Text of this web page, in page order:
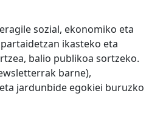
sozial, ekonomiko eta
ikasteko eta
balio publikoa sortzeko.
barne),
jardunbide egokiei buruzko